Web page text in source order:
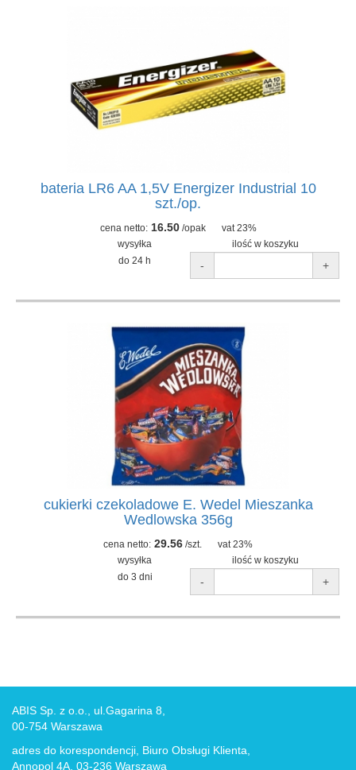
bateria LR6 AA 1,5V Energizer Industrial 10
szt./op.
cena netto: 16.50/opak
vat 23%
wysyłka
ilość w koszyku
do 24 h
- +
cukierki czekoladowe E. Wedel Mieszanka
Wedlowska 356g
cena netto: 29.56 /szt.
vat 23%
wysyłka
ilość w koszyku
do 3 dni
- +
ABIS Sp. z o.o., ul.Gagarina 8,
00-754 Warszawa
adres do korespondencji, Biuro Obsługi Klienta,
Annopol 4A, 03-236 Warszawa